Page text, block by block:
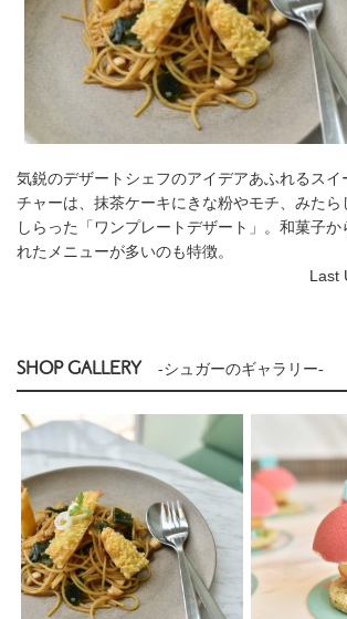
気鋭のデザートシェフのアイデアあふれるスイ
チャーは、抹茶ケーキにきな粉やモチ、みたら
しらった「ワンプレートデザート」。和菓子か
れたメニューが多いのも特徴。
Last
SHOP GALLERY -シュガーのギャラリー-